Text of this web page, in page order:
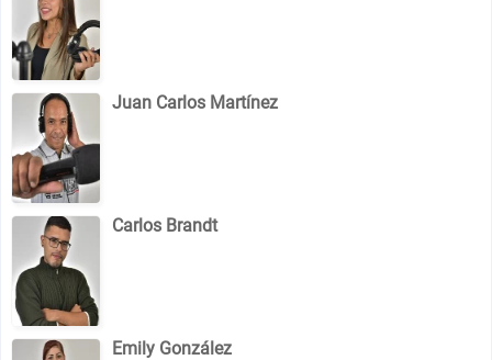
Juan Carlos Martínez
Carlos Brandt
Emily González